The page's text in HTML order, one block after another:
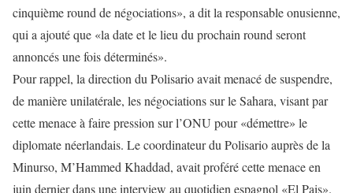
cinquième round de négociations», a dit la responsable onusienne,
qui a ajouté que «la date et le lieu du prochain round seront
annoncés une fois déterminés».
Pour rappel, la direction du Polisario avait menacé de suspendre,
de manière unilatérale, les négociations sur le Sahara, visant par
cette menace à faire pression sur l’ONU pour «démettre» le
diplomate néerlandais. Le coordinateur du Polisario auprès de la
Minurso, M’Hammed Khaddad, avait proféré cette menace en
juin dernier dans une interview au quotidien espagnol «El Pais».